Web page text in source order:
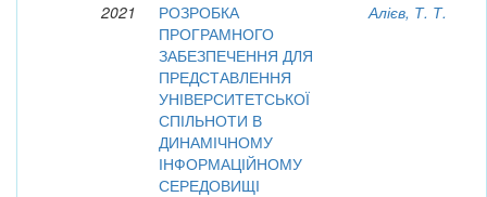
2021
РОЗРОБКА
ПРОГРАМНОГО
ЗАБЕЗПЕЧЕННЯ ДЛЯ
ПРЕДСТАВЛЕННЯ
УНІВЕРСИТЕТСЬКОЇ
СПІЛЬНОТИ В
ДИНАМІЧНОМУ
ІНФОРМАЦІЙНОМУ
СЕРЕДОВИЩІ
Алієв, Т. Т.